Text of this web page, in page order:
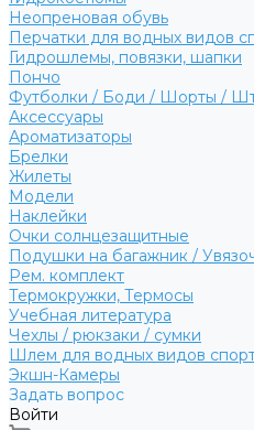
Неопреновая обувь
Перчатки для водных видов
Гидрошлемы, повязки, шапки
Пончо
Футболки / Боди / Шорты /
Аксессуары
Ароматизаторы
Брелки
Жилеты
Модели
Наклейки
Очки солнцезащитные
Подушки на багажник /
Рем. комплект
Термокружки, Термосы
Учебная литература
Чехлы / рюкзаки / сумки
Шлем для водных видов
Экшн-Камеры
Задать вопрос
Войти